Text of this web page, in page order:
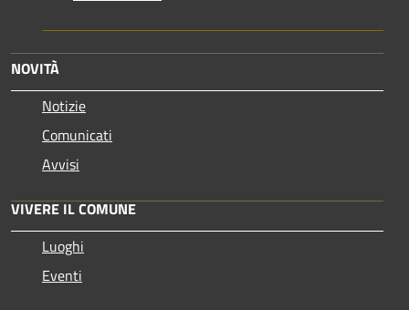
NOVITÀ
Notizie
Comunicati
Avvisi
VIVERE IL COMUNE
Luoghi
Eventi